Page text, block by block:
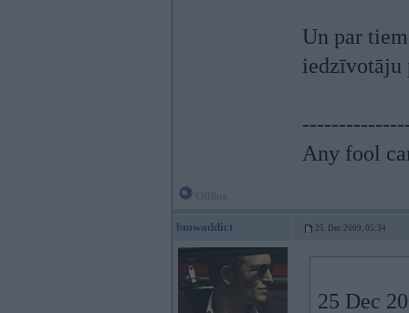
Un par
iedzīvotāju
Any fool
bmwaddict 25. Dec 2009, 05:34
25 Dec